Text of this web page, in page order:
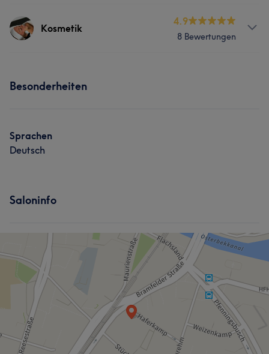
Services
Portfolio
Kosmetik
4.9
8 Bewertungen
Portfolio
Besonderheiten
Sprachen
Deutsch
Saloninfo